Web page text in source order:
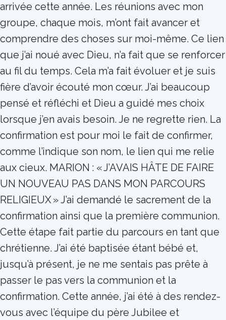
arrivée cette année. Les réunions avec mon
groupe, chaque mois, m’ont fait avancer et
comprendre des choses sur moi-même. Ce lien
que j’ai noué avec Dieu, n’a fait que se renforcer
au fil du temps. Cela m’a fait évoluer et je suis
fière d’avoir écouté mon cœur. J’ai beaucoup
pensé et réfléchi et Dieu a guidé mes choix
lorsque j’en avais besoin. Je ne regrette rien. La
confirmation est pour moi le fait de confirmer,
comme l’indique son nom, le lien qui me relie
aux cieux. MARION : « J’AVAIS HÂTE DE FAIRE
UN NOUVEAU PAS DANS MON PARCOURS
RELIGIEUX » J’ai demandé le sacrement de la
confirmation ainsi que la première communion.
Cette étape fait partie du parcours en tant que
chrétienne. J’ai été baptisée étant bébé et,
jusqu’à présent, je ne me sentais pas prête à
passer le pas vers la communion et la
confirmation. Cette année, j’ai été à des rendez-
vous avec l’équipe du père Jubilee et